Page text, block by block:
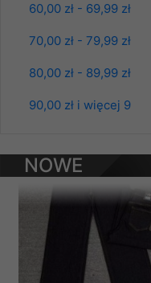
60,00 zł - 69,99 zł
70,00 zł - 79,99 zł
80,00 zł - 89,99 zł
90,00 zł i więcej 9
NOWE
PRODUKTY
jeansy Roz 25-30, 1
szczegóły